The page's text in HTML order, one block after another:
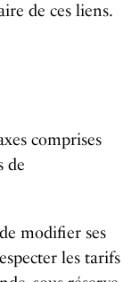
de ces liens.
comprises
de
modifier ses
les tarifs